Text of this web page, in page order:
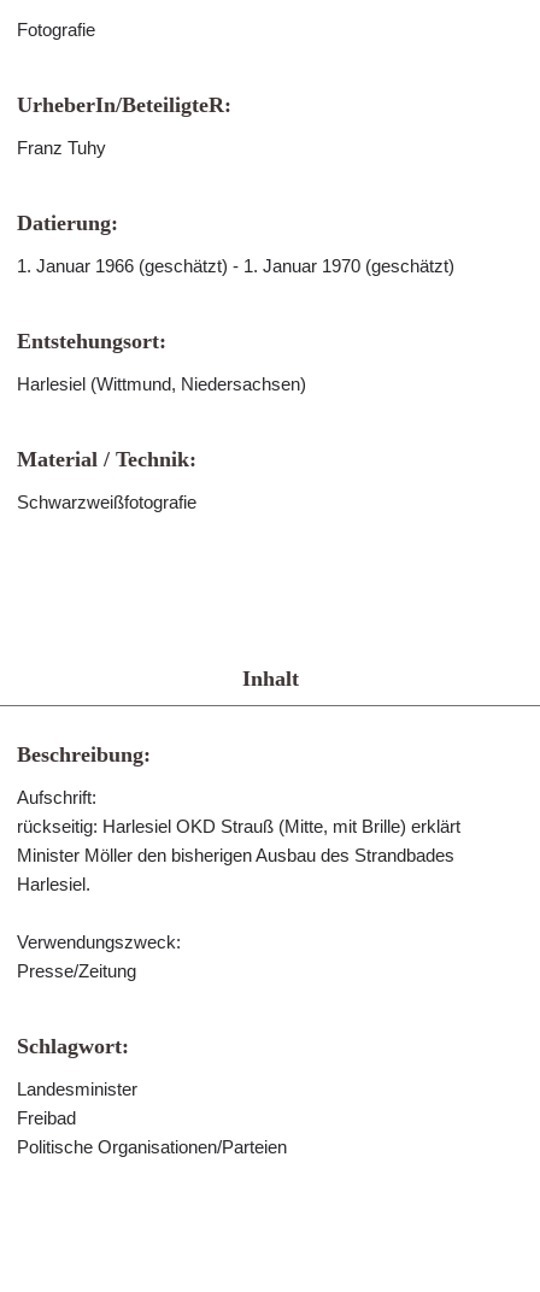
Fotografie
UrheberIn/BeteiligteR:
Franz Tuhy
Datierung:
1. Januar 1966 (geschätzt) - 1. Januar 1970 (geschätzt)
Entstehungsort:
Harlesiel (Wittmund, Niedersachsen)
Material / Technik:
Schwarzweißfotografie
Inhalt
Beschreibung:
Aufschrift:
rückseitig: Harlesiel OKD Strauß (Mitte, mit Brille) erklärt
Minister Möller den bisherigen Ausbau des Strandbades
Harlesiel.
Verwendungszweck:
Presse/Zeitung
Schlagwort:
Landesminister
Freibad
Politische Organisationen/Parteien